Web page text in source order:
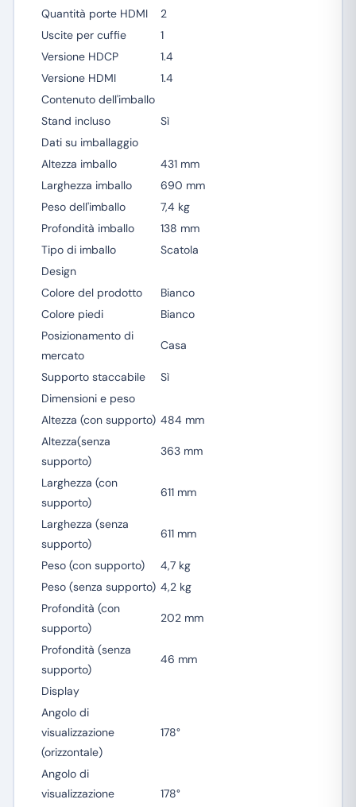
Quantità porte HDMI
2
Uscite per cuffie
1
Versione HDCP
1.4
Versione HDMI
1.4
Contenuto dell'imballo
Stand incluso
Sì
Dati su imballaggio
Altezza imballo
431 mm
Larghezza imballo
690 mm
Peso dell'imballo
7,4 kg
Profondità imballo
138 mm
Tipo di imballo
Scatola
Design
Colore del prodotto
Bianco
Colore piedi
Bianco
Posizionamento di
mercato
Casa
Supporto staccabile
Sì
Dimensioni e peso
Altezza (con supporto) 484 mm
Altezza(senza
supporto)
363 mm
Larghezza (con
supporto)
611 mm
Larghezza (senza
supporto)
611 mm
Peso (con supporto)
4,7 kg
Peso (senza supporto) 4,2 kg
Profondità (con
supporto)
202 mm
Profondità (senza
supporto)
46 mm
Display
Angolo di
visualizzazione
(orizzontale)
178°
Angolo di
visualizzazione
178°